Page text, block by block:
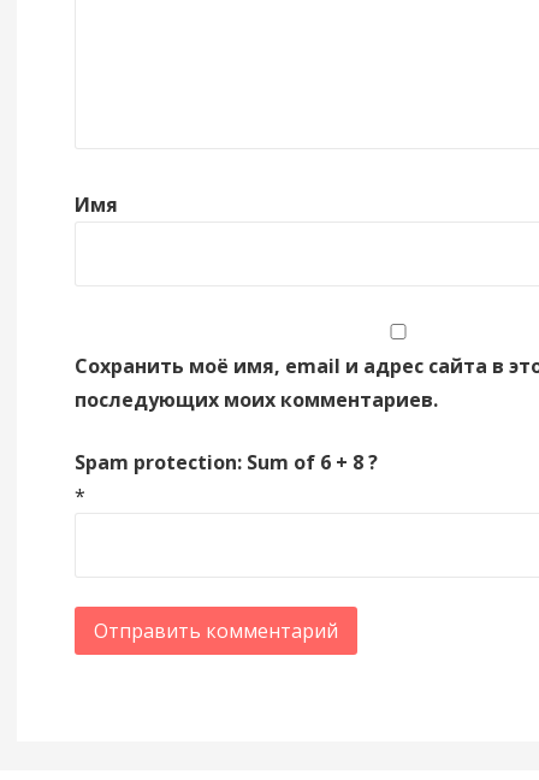
Имя
Сохранить моё имя, email и адрес сайта в
последующих моих комментариев.
Spam protection: Sum of 6 + 8 ?
*